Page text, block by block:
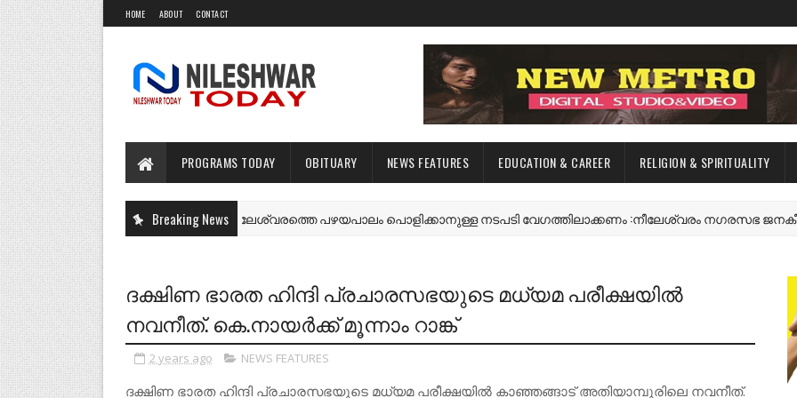
HOME ABOUT CONTACT
PROGRAMS TODAY OBITUARY NEWS FEATURES EDUCATION & CAREER RELIGION & SPIRITUALITY
Breaking News
NEWS FEATURES നീലേശ്വരത്തെ പഴയപാലം പൊളിക്കാനുള്ള നടപടി വേഗത്തിലാക്കണം :നീലേശ്വരം നഗരസഭ ജനകീയ
ദക്ഷിണ ഭാരത ഹിന്ദി പ്രചാരസഭയുടെ മധ്യമ പരീക്ഷയിൽ
നവനീത്. കെ.നായർക്ക് മൂന്നാം റാങ്ക്
2 years ago NEWS FEATURES
ദക്ഷിണ ഭാരത ഹിന്ദി പ്രചാരസഭയുടെ മധ്യമ പരീക്ഷയിൽ കാഞ്ഞങ്ങാട് അതിയാമ്പൂരിലെ നവനീത്.